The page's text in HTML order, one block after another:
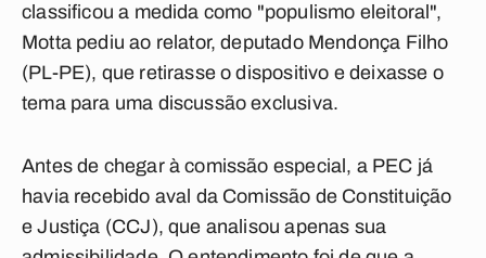
classificou a medida como "populismo eleitoral",
Motta pediu ao relator, deputado Mendonça Filho
(PL-PE), que retirasse o dispositivo e deixasse o
tema para uma discussão exclusiva.
Antes de chegar à comissão especial, a PEC já
havia recebido aval da Comissão de Constituição
e Justiça (CCJ), que analisou apenas sua